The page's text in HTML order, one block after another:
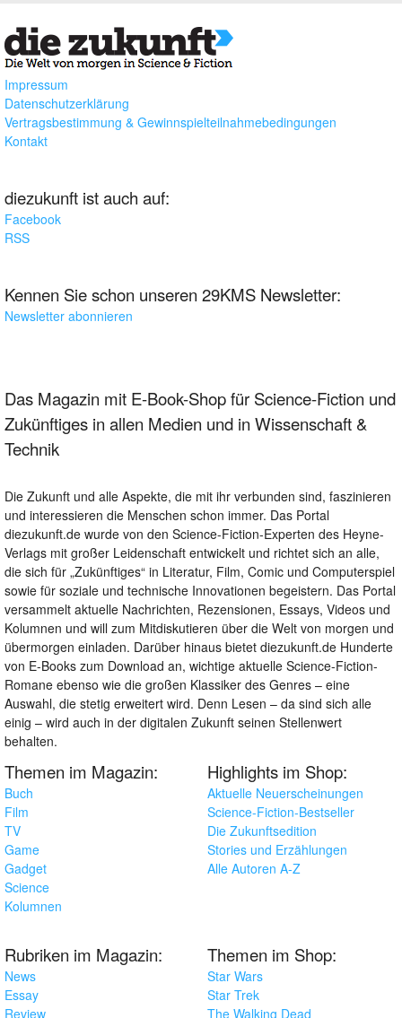
Impressum
Datenschutzerklärung
Vertragsbestimmung & Gewinnspielteilnahmebedingungen
Kontakt
diezukunft ist auch auf:
Facebook
RSS
Kennen Sie schon unseren 29KMS Newsletter:
Newsletter abonnieren
Das Magazin mit E-Book-Shop für Science-Fiction und
Zukünftiges in allen Medien und in Wissenschaft &
Technik
Die Zukunft und alle Aspekte, die mit ihr verbunden sind, faszinieren
und interessieren die Menschen schon immer. Das Portal
diezukunft.de wurde von den Science-Fiction-Experten des Heyne-
Verlags mit großer Leidenschaft entwickelt und richtet sich an alle,
die sich für „Zukünftiges“ in Literatur, Film, Comic und Computerspiel
sowie für soziale und technische Innovationen begeistern. Das Portal
versammelt aktuelle Nachrichten, Rezensionen, Essays, Videos und
Kolumnen und will zum Mitdiskutieren über die Welt von morgen und
übermorgen einladen. Darüber hinaus bietet diezukunft.de Hunderte
von E-Books zum Download an, wichtige aktuelle Science-Fiction-
Romane ebenso wie die großen Klassiker des Genres – eine
Auswahl, die stetig erweitert wird. Denn Lesen – da sind sich alle
einig – wird auch in der digitalen Zukunft seinen Stellenwert
behalten.
Themen im Magazin:
Buch
Film
TV
Game
Gadget
Science
Kolumnen
Highlights im Shop:
Aktuelle Neuerscheinungen
Science-Fiction-Bestseller
Die Zukunftsedition
Stories und Erzählungen
Alle Autoren A-Z
Rubriken im Magazin:
News
Essay
Review
Themen im Shop:
Star Wars
Star Trek
The Walking Dead